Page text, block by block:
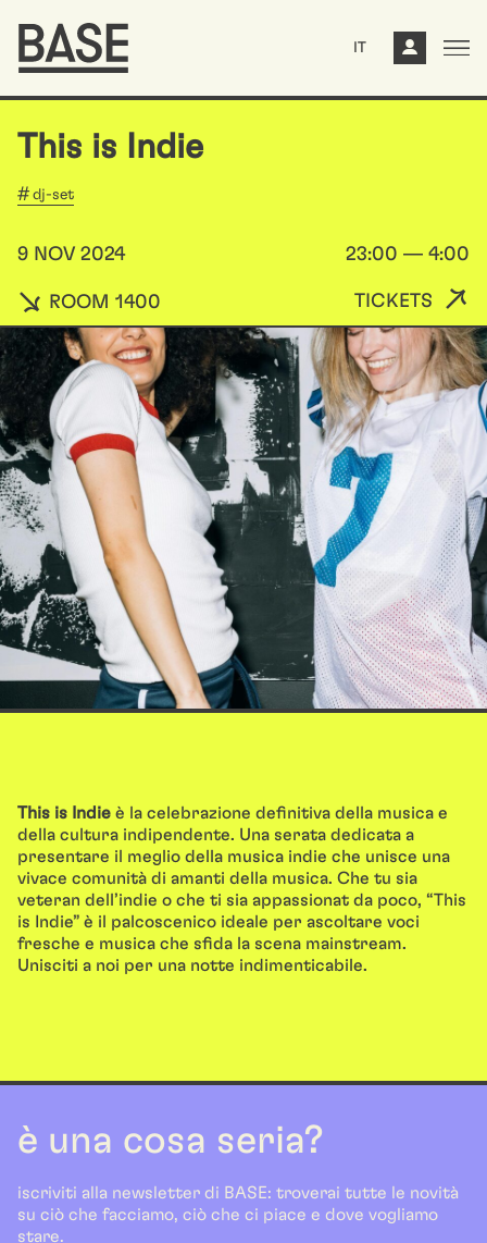
IT
This is Indie
dj-set
9 NOV 2024 23:00 — 4:00
ROOM 1400 TICKETS
This is Indie è la celebrazione definitiva della musica e
della cultura indipendente. Una serata dedicata a
presentare il meglio della musica indie che unisce una
vivace comunità di amanti della musica. Che tu sia
veteran dell’indie o che ti sia appassionat da poco, “This
is Indie” è il palcoscenico ideale per ascoltare voci
fresche e musica che sfida la scena mainstream.
Unisciti a noi per una notte indimenticabile.
è una cosa seria?
iscriviti alla newsletter di BASE: troverai tutte le novità
su ciò che facciamo, ciò che ci piace e dove vogliamo
stare.